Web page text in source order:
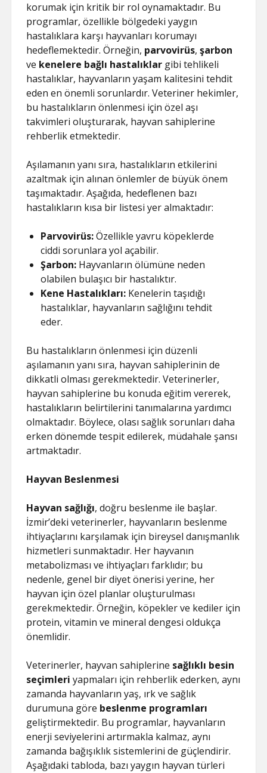
korumak için kritik bir rol oynamaktadır. Bu
programlar, özellikle bölgedeki yaygın
hastalıklara karşı hayvanları korumayı
hedeflemektedir. Örneğin, parvovirüs,şarbon
ve kenelere bağlı hastalıklar gibi tehlikeli
hastalıklar, hayvanların yaşam kalitesini tehdit
eden en önemli sorunlardır. Veteriner hekimler,
bu hastalıkların önlenmesi için özel aşı
takvimleri oluşturarak, hayvan sahiplerine
rehberlik etmektedir.
Aşılamanın yanı sıra, hastalıkların etkilerini
azaltmak için alınan önlemler de büyük önem
taşımaktadır. Aşağıda, hedeflenen bazı
hastalıkların kısa bir listesi yer almaktadır:
Parvovirüs:Özellikle yavru köpeklerde
ciddi sorunlara yol açabilir.
Şarbon: Hayvanların ölümüne neden
olabilen bulaşıcı bir hastalıktır.
Kene Hastalıkları: Kenelerin taşıdığı
hastalıklar, hayvanların sağlığını tehdit
eder.
Bu hastalıkların önlenmesi için düzenli
aşılamanın yanı sıra, hayvan sahiplerinin de
dikkatli olması gerekmektedir. Veterinerler,
hayvan sahiplerine bu konuda eğitim vererek,
hastalıkların belirtilerini tanımalarına yardımcı
olmaktadır. Böylece, olası sağlık sorunları daha
erken dönemde tespit edilerek, müdahale şansı
artmaktadır.
Hayvan Beslenmesi
Hayvan sağlığı, doğru beslenme ile başlar.
İzmir’deki veterinerler, hayvanların beslenme
ihtiyaçlarını karşılamak için bireysel danışmanlık
hizmetleri sunmaktadır. Her hayvanın
metabolizması ve ihtiyaçları farklıdır; bu
nedenle, genel bir diyet önerisi yerine, her
hayvan için özel planlar oluşturulması
gerekmektedir. Örneğin, köpekler ve kediler için
protein, vitamin ve mineral dengesi oldukça
önemlidir.
Veterinerler, hayvan sahiplerine sağlıklı besin
seçimleri yapmaları için rehberlik ederken, aynı
zamanda hayvanların yaş, ırk ve sağlık
durumuna göre beslenme programları
geliştirmektedir. Bu programlar, hayvanların
enerji seviyelerini artırmakla kalmaz, aynı
zamanda bağışıklık sistemlerini de güçlendirir.
Aşağıdaki tabloda, bazı yaygın hayvan türleri